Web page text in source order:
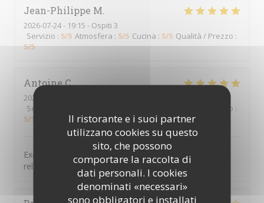
Il ristorante e i suoi partner
utilizzano cookies su questo
sito, che possono
comportare la raccolta di
dati personali. I cookies
denominati «necessari»
sono obbligatori e installati
Jean-Philippe M
2026-07-24- 19:15 - Ospiti 3
Servizio : 5/5 Atmosfera : 5/5 Cucina : 5/5 Qualità / Prezzo :
5/5
AntoineC
2026-07-22
Servizio
Qualità / Prezzo :
5/5
Excellent repas. Tout était bien présenté, ambiance
relaxe et conviviale. Excellente table